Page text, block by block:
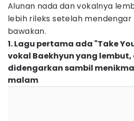
Alunan nada dan vokalnya
lebih rileks setelah mendengar
bawakan.
1. Lagu pertama ada "Take
vokal Baekhyun yang lembut,
didengarkan sambil
malam